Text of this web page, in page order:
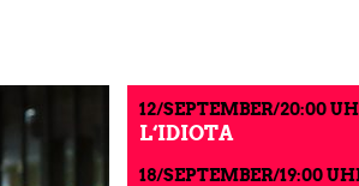
12/SEPTEMBER/20:00
L‘IDIOTA
18/SEPTEMBER/19:00